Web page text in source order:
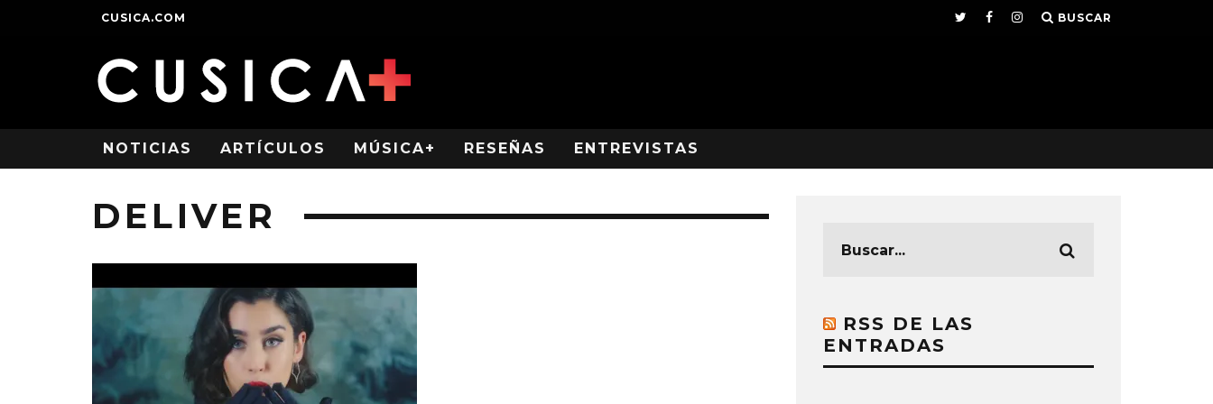
CUSICA.COM BUSCAR
NOTICIAS ARTÍCULOS MÚSICA+ RESEÑAS ENTREVISTAS
DELIVER
RSS DE LAS
ENTRADAS